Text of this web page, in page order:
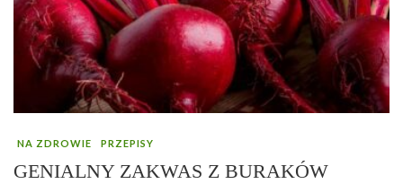
NA ZDROWIE PRZEPISY
GENIALNY ZAKWAS Z BURAKÓW